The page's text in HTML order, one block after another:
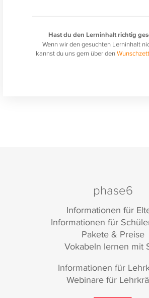
Hast du den Lerninhalt richtig
Wenn wir den gesuchten Lerninhalt
kannst du uns gern über den
phase6
Informationen für
Informationen für
Pakete & Preise
Vokabeln lernen mit
Informationen für
Webinare für